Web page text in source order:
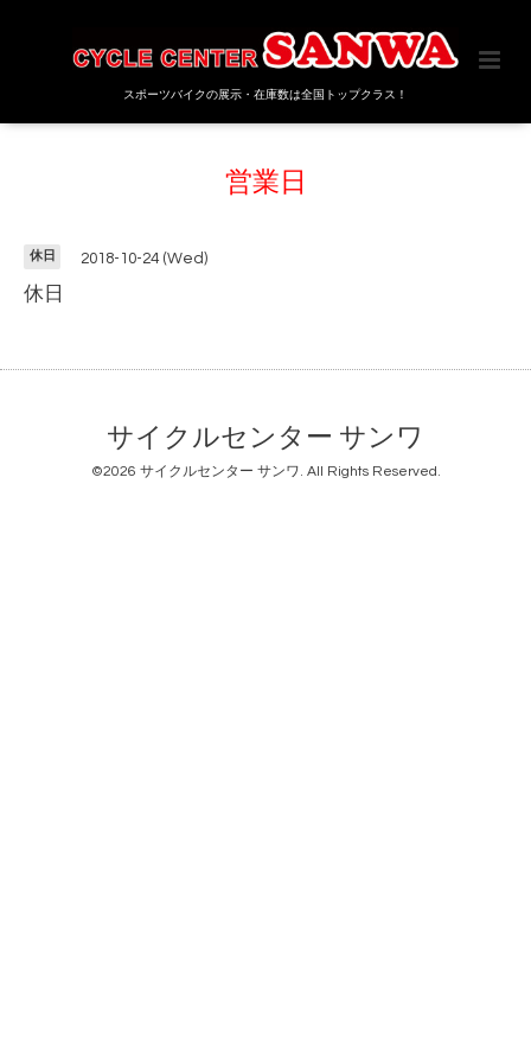
スポーツバイクの展示・在庫数は全国トップクラス！
営業日
休日 2018-10-24 (Wed)
休日
サイクルセンター サンワ
©2026 サイクルセンター サンワ. All Rights Reserved.